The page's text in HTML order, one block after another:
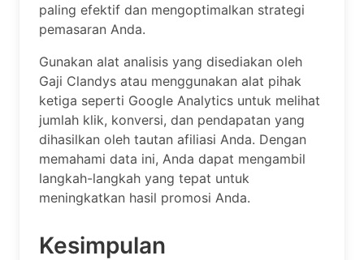
paling efektif dan mengoptimalkan strategi
pemasaran Anda.
Gunakan alat analisis yang disediakan oleh
Gaji Clandys atau menggunakan alat pihak
ketiga seperti Google Analytics untuk melihat
jumlah klik, konversi, dan pendapatan yang
dihasilkan oleh tautan afiliasi Anda. Dengan
memahami data ini, Anda dapat mengambil
langkah-langkah yang tepat untuk
meningkatkan hasil promosi Anda.
Kesimpulan